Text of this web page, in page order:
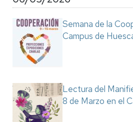
Semana de la
Campus de
Lectura del
8 de Marzo en el